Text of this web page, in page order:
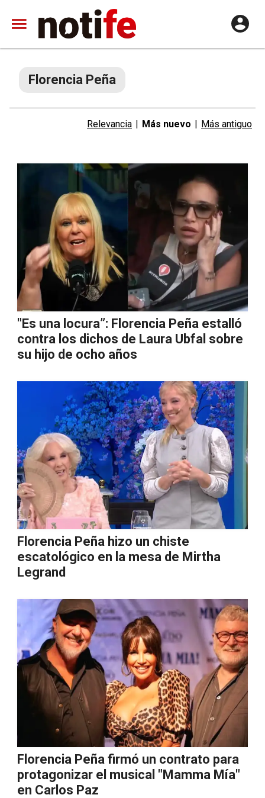
Florencia Peña
Relevancia | Más nuevo | Más antiguo
"Es una locura”: Florencia Peña estalló
contra los dichos de Laura Ubfal sobre
su hijo de ocho años
Florencia Peña hizo un chiste
escatológico en la mesa de Mirtha
Legrand
Florencia Peña firmó un contrato para
protagonizar el musical "Mamma Mía"
en Carlos Paz